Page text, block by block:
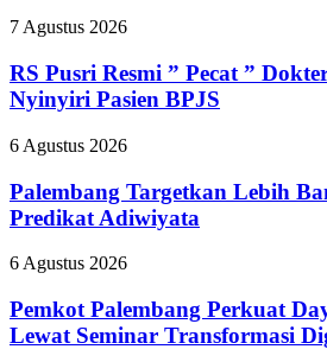
Senam
Sehat
II
Kilang
Plaju
Tanamkan
Budaya
HSSE
Melalui
Safety
Campaign
RS
Resmi
”
Pecat
Dokter
yang
Nyinyiri
BPJS
7 Agustus 2026
RS Pusri Resmi ” Pecat ”
Nyinyiri Pasien BPJS
Palembang
Lebih
Banyak
Sekolah
Predikat
6 Agustus 2026
Palembang Targetkan Lebih
Predikat Adiwiyata
Pemkot
Perkuat
Daya
Saing
6 Agustus 2026
Pemkot Palembang Perkuat
Lewat Seminar Transformasi